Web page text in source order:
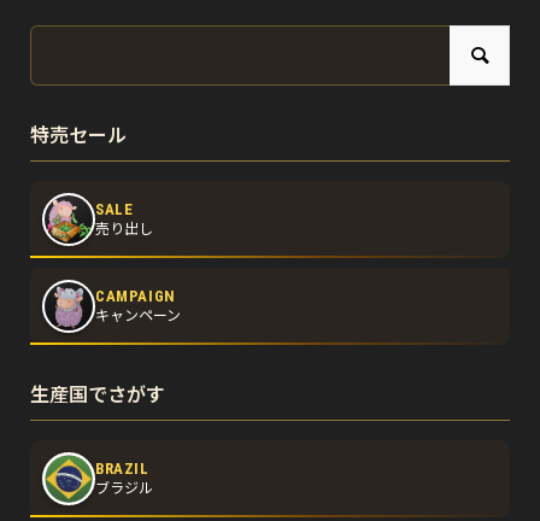
特売セール
SALE
売り出し
CAMPAIGN
キャンペーン
生産国でさがす
BRAZIL
ブラジル